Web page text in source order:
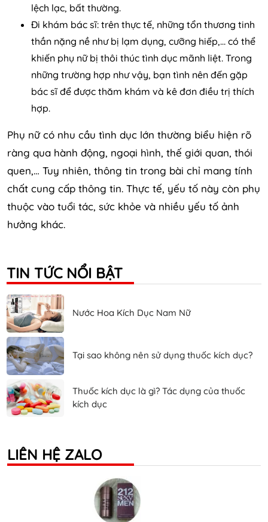
lệch lạc, bất thường.
Đi khám bác sĩ: trên thực tế, những tổn thương tinh
thần nặng nề như bị lạm dụng, cưỡng hiếp,… có thể
khiến phụ nữ bị thôi thúc tình dục mãnh liệt. Trong
những trường hợp như vậy, bạn tình nên đến gặp
bác sĩ để được thăm khám và kê đơn điều trị thích
hợp.
Phụ nữ có nhu cầu tình dục lớn thường biểu hiện rõ
ràng qua hành động, ngoại hình, thế giới quan, thói
quen,… Tuy nhiên, thông tin trong bài chỉ mang tính
chất cung cấp thông tin. Thực tế, yếu tố này còn phụ
thuộc vào tuổi tác, sức khỏe và nhiều yếu tố ảnh
hưởng khác.
TIN TỨC NỔI BẬT
Nước Hoa Kích Dục Nam Nữ
Tại sao không nên sử dụng thuốc kích dục?
Thuốc kích dục là gì? Tác dụng của thuốc
kích dục
LIÊN HỆ ZALO